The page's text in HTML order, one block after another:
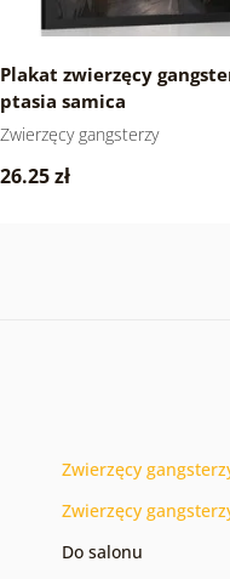
Plakat zwierzęcy
ptasia samica
Zwierzęcy gangsterzy
26.25 zł
Zwierzęcy
Zwierzęcy
Do salonu